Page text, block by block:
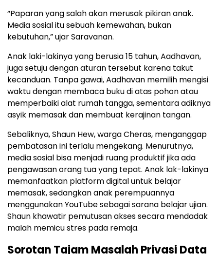
“Paparan yang salah akan merusak pikiran anak.
Media sosial itu sebuah kemewahan, bukan
kebutuhan,” ujar Saravanan.
Anak laki-lakinya yang berusia 15 tahun, Aadhavan,
juga setuju dengan aturan tersebut karena takut
kecanduan. Tanpa gawai, Aadhavan memilih mengisi
waktu dengan membaca buku di atas pohon atau
memperbaiki alat rumah tangga, sementara adiknya
asyik memasak dan membuat kerajinan tangan.
Sebaliknya, Shaun Hew, warga Cheras, menganggap
pembatasan ini terlalu mengekang. Menurutnya,
media sosial bisa menjadi ruang produktif jika ada
pengawasan orang tua yang tepat. Anak lak-lakinya
memanfaatkan platform digital untuk belajar
memasak, sedangkan anak perempuannya
menggunakan YouTube sebagai sarana belajar ujian.
Shaun khawatir pemutusan akses secara mendadak
malah memicu stres pada remaja.
Sorotan Tajam Masalah Privasi Data